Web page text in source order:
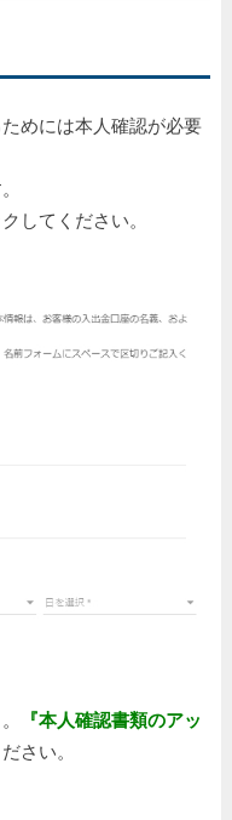
めには本人確認が必要
してください。
『本人確認書類のアッ
さい。